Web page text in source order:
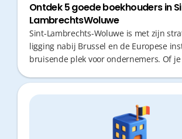
Ontdek 5 goede boekhouders in
LambrechtsWoluwe
Sint-Lambrechts-Woluwe is met zijn
ligging nabij Brussel en de Europese
bruisende plek voor ondernemers. Of
bent, tijd is je kostbaarste bezit. Een
boekhouder bespaart je niet alleen
rompslomp, maar zorgt met proactief
ook voor meer rendement. Snelheid en
bereikbaarheid zijn daarbij cruciaal.